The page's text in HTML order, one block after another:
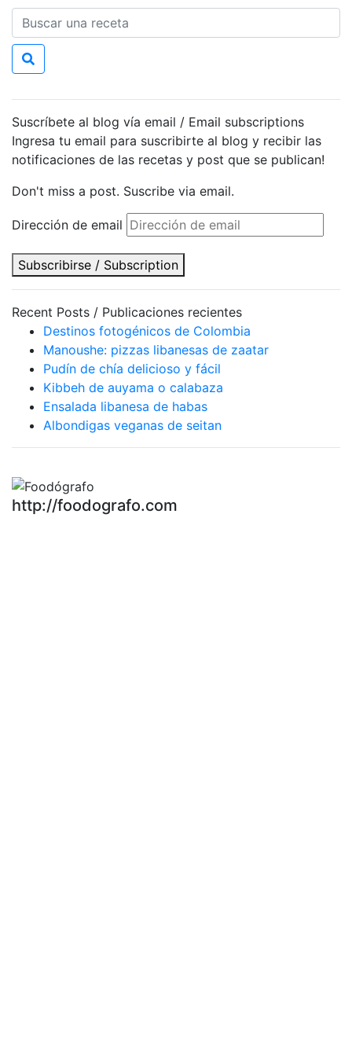
Suscríbete al blog vía email / Email subscriptions
Ingresa tu email para suscribirte al blog y recibir las
notificaciones de las recetas y post que se publican!
Don't miss a post. Suscribe via email.
Dirección de email
Subscribirse / Subscription
Recent Posts / Publicaciones recientes
Destinos fotogénicos de Colombia
Manoushe: pizzas libanesas de zaatar
Pudín de chía delicioso y fácil
Kibbeh de auyama o calabaza
Ensalada libanesa de habas
Albondigas veganas de seitan
http://foodografo.com